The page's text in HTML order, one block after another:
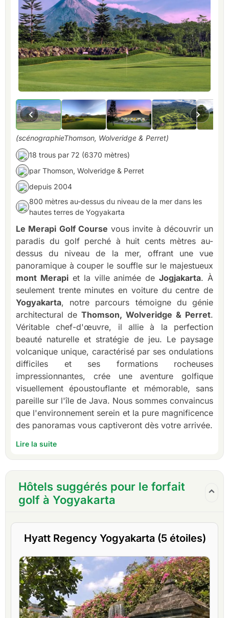
(scénographieThomson, Wolveridge & Perret)
18 trous par 72 (6370 mètres)
par Thomson, Wolveridge & Perret
depuis 2004
800 mètres au-dessus du niveau de la mer dans les
hautes terres de Yogyakarta
Le Merapi Golf Course vous invite à découvrir un
paradis du golf perché à huit cents mètres au-
dessus du niveau de la mer, offrant une vue
panoramique à couper le souffle sur le majestueux
mont Merapiet la ville animée deJogjakarta. À
seulement trente minutes en voiture du centre de
Yogyakarta, notre parcours témoigne du génie
architectural de Thomson, Wolveridge & Perret.
Véritable chef-d'œuvre, il allie à la perfection
beauté naturelle et stratégie de jeu. Le paysage
volcanique unique, caractérisé par ses ondulations
difficiles et ses formations rocheuses
impressionnantes, crée une aventure golfique
visuellement époustouflante et mémorable, sans
pareille sur l'île de Java. Nous sommes convaincus
que l'environnement serein et la pure magnificence
des panoramas vous captiveront dès votre arrivée.
Lire la suite
Hôtels suggérés pour le forfait
golf à Yogyakarta
Hyatt Regency Yogyakarta (5 étoiles)